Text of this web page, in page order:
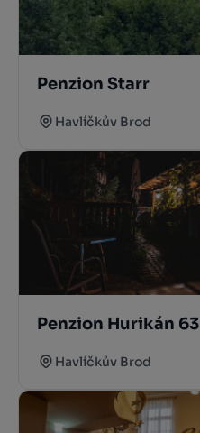
Penzion Starr
Havlíčkův Brod
Penzion Hurikán 63
Havlíčkův Brod